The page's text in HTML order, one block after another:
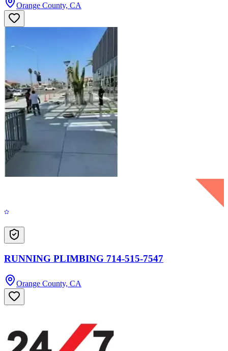
Orange County, CA
RUNNING PLIMBING 714-515-7547
Orange County, CA